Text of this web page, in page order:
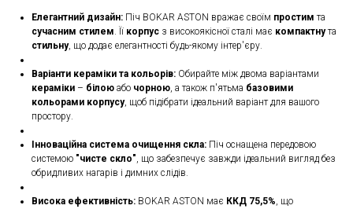
Елегантний дизайн: Піч BOKAR ASTON вражає своїм простим та
сучасним стилем. Її корпус з високоякісної сталі має компактнута
стильну, що додає елегантності будь-якому інтер'єру.
Варіанти кераміки та кольорів: Обирайте між двома варіантами
кераміки – білою або чорною, а також п'ятьма базовими
кольорами корпусу, щоб підібрати ідеальний варіант для вашого
простору.
Інноваційна система очищення скла: Піч оснащена передовою
системою "чисте скло", що забезпечує завжди ідеальний вигляд без
обридливих нагарів і димних слідів.
Висока ефективність: BOKAR ASTON має ККД 75,5%, що